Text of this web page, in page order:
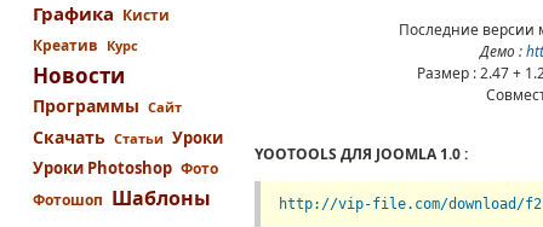
Последние версии
Демо :
Размер : 2.47 +
YOOTOOLS ДЛЯ JOOMLA 1.0 :
http://vip-file.com/download/
Графика Кисти
Креатив Курс
Новости
Программы Сайт
Скачать Статьи Уроки
Уроки Photoshop Фото
Фотошоп Шаблоны